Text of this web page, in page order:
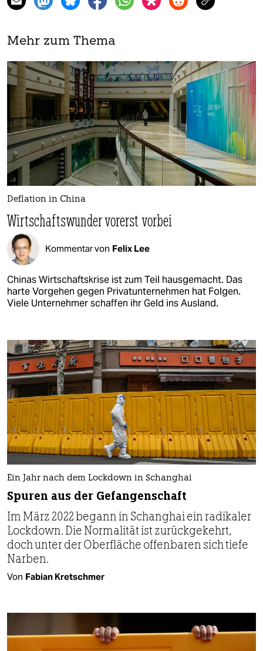
Mehr zum Thema
Deflation in China
Wirtschaftswunder vorerst vorbei
Kommentar von Felix Lee
Chinas Wirtschaftskrise ist zum Teil hausgemacht. Das
harte Vorgehen gegen Privatunternehmen hat Folgen.
Viele Unternehmer schaffen ihr Geld ins Ausland.
Ein Jahr nach dem Lockdown in Schanghai
Spuren aus der Gefangenschaft
Im März 2022 begann in Schanghai ein radikaler
Lockdown. Die Normalität ist zurückgekehrt,
doch unter der Oberfläche offenbaren sich tiefe
Narben.
Von Fabian Kretschmer